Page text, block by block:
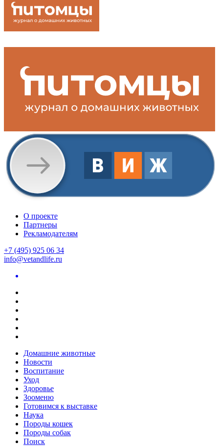
О проекте
Партнеры
Рекламодателям
+7 (495) 925 06 34
info@vetandlife.ru
Домашние животные
Новости
Воспитание
Уход
Здоровье
Зооменю
Готовимся к выставке
Наука
Породы кошек
Породы собак
Поиск